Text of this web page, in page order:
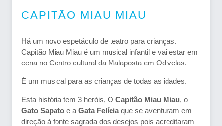
CAPITÃO MIAU MIAU
Há um novo espetáculo de teatro para crianças.
Capitão Miau Miau é um musical infantil e vai estar em
cena no Centro cultural da Malaposta em Odivelas.
É um musical para as crianças de todas as idades.
Esta história tem 3 heróis, O Capitão Miau Miau, o
Gato Sapato e a Gata Felíciaque se aventuram em
direção à fonte sagrada dos desejos pois acreditaram